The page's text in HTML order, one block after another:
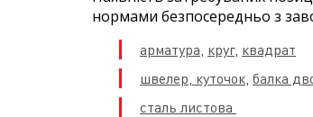
нормами безпосередньо з
арматура, круг, квадрат
швелер, куточок, балка
сталь листова